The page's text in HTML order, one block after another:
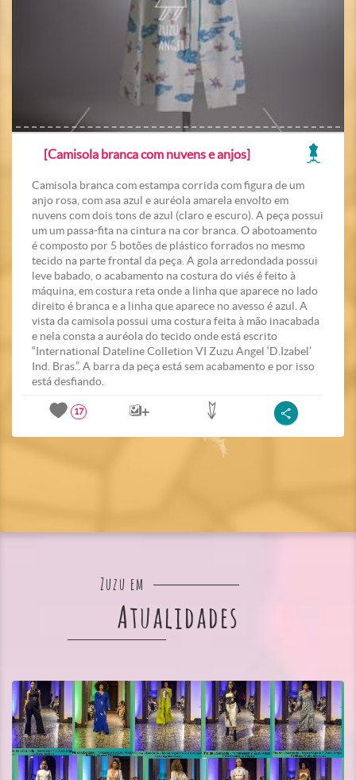
[Camisola branca com nuvens e anjos]
Camisola branca com estampa corrida com figura de um
anjo rosa, com asa azul e auréola amarela envolto em
nuvens com dois tons de azul (claro e escuro). A peça possui
um um passa-fita na cintura na cor branca. O abotoamento
é composto por 5 botões de plástico forrados no mesmo
tecido na parte frontal da peça. A gola arredondada possui
leve babado, o acabamento na costura do viés é feito à
máquina, em costura reta onde a linha que aparece no lado
direito é branca e a linha que aparece no avesso é azul. A
vista da camisola possui uma costura feita à mão inacabada
e nela consta a auréola do tecido onde está escrito
“International Dateline Colletion VI Zuzu Angel ‘D.Izabel’
Ind. Bras.”. A barra da peça está sem acabamento e por isso
está desfiando.
17
Zuzu em
Atualidades